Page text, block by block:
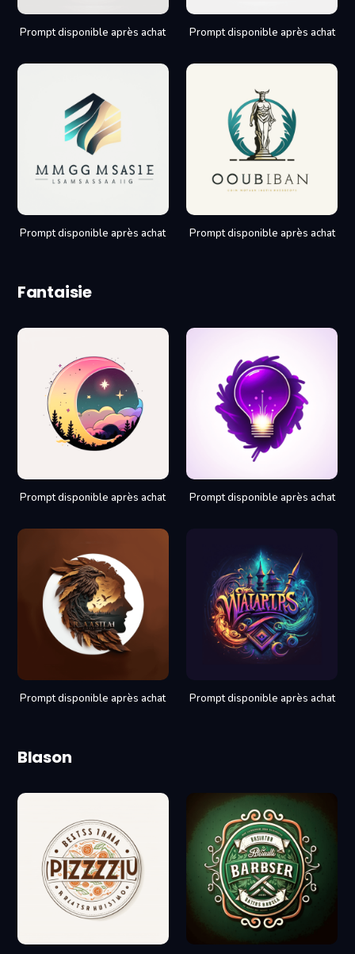
Prompt disponible après achat Prompt disponible après achat
Prompt disponible après achat Prompt disponible après achat
Fantaisie
Prompt disponible après achat Prompt disponible après achat
Prompt disponible après achat Prompt disponible après achat
Blason